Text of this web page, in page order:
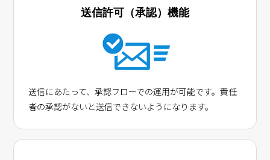
送信許可（承認）機能
送信にあたって、承認フローでの運用が可能です。責任
者の承認がないと送信できないようになります。